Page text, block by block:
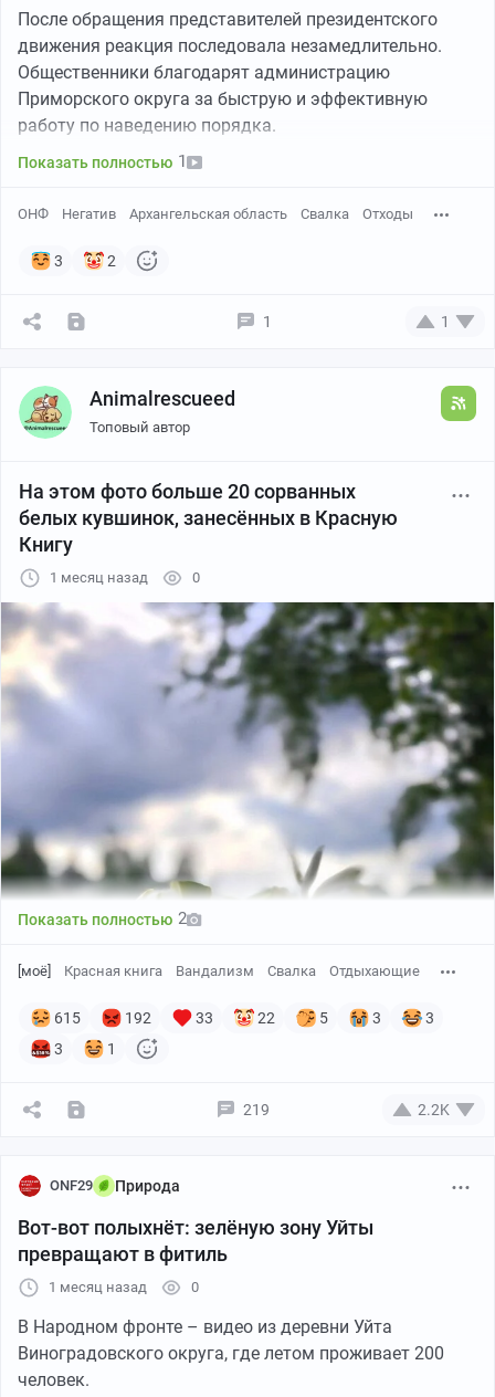
После обращения представителей президентского
движения реакция последовала незамедлительно.
Общественники благодарят администрацию
Приморского округа за быструю и эффективную
работу по наведению порядка.
Показать полностью 1
ОНФ Негатив Архангельская область Свалка Отходы
3 2
1 1
Animalrescueed
Топовый автор
На этом фото больше 20 сорванных
белых кувшинок, занесённых в Красную
Книгу
1 месяц назад 0
Показать полностью 2
[моё] Красная книга Вандализм Свалка Отдыхающие
615 192 33 22 5 3
3
3
1
219 2.2K
ONF29 Природа
Вот-вот полыхнёт: зелёную зону Уйты
превращают в фитиль
1 месяц назад 0
В Народном фронте – видео из деревни Уйта
Виноградовского округа, где летом проживает 200
человек.